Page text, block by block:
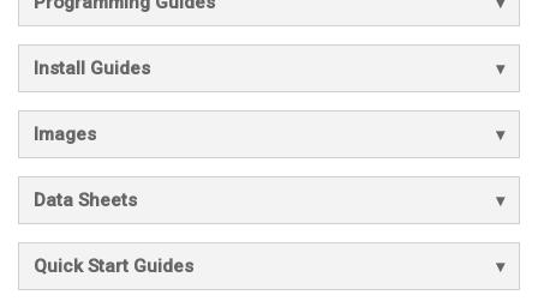
Install Guides
Images
Data Sheets
Quick Start Guides